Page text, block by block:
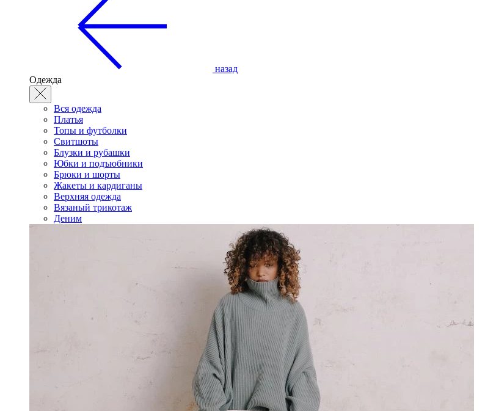
назад
Одежда
Вся одежда
Платья
Топы и футболки
Свитшоты
Блузки и рубашки
Юбки и подъюбники
Брюки и шорты
Жакеты и кардиганы
Верхняя одежда
Вязаный трикотаж
Деним